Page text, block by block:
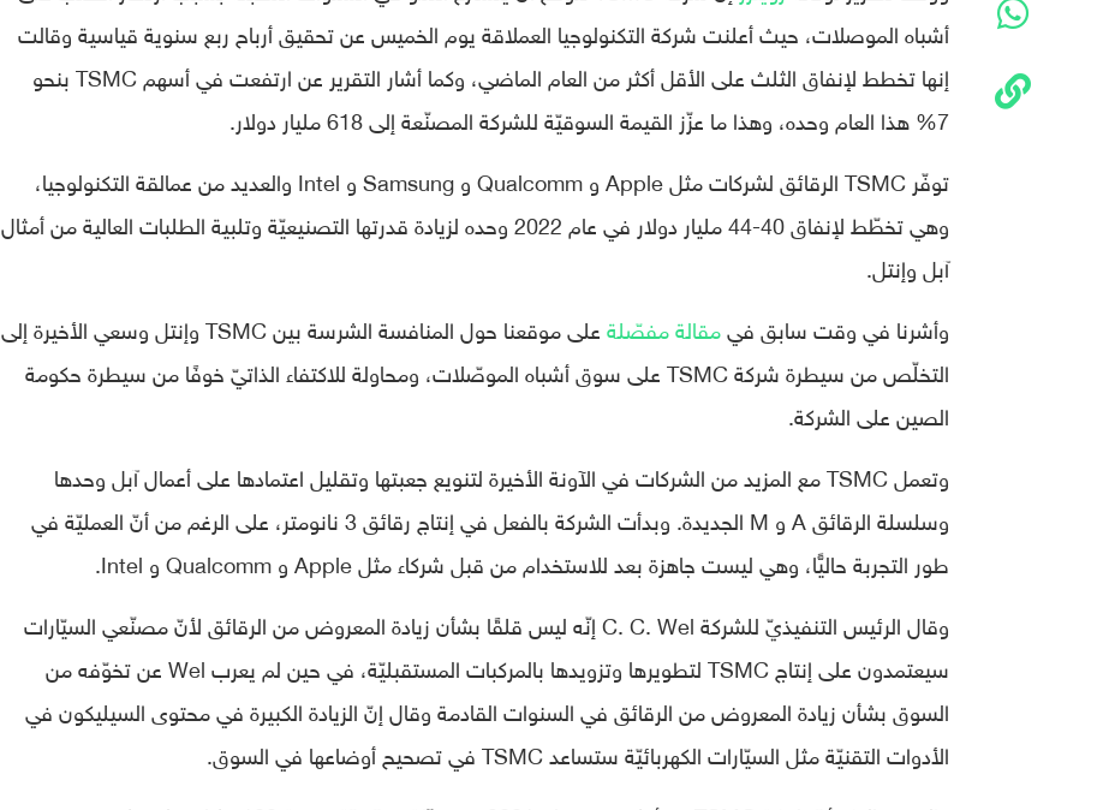
أشباه الموصلات، حيث أعلنت شركة التكنولوجيا العملاقة يوم الخميس عن تحقيق أرباح ربع سنوية قياسية وقالت
إنها تخطط لإنفاق الثلث على الأقل أكثر من العام الماضي، وكما أشار التقرير عن ارتفعت في أسهم TSMC بنحو
7% هذا العام وحده، وهذا ما عزّز القيمة السوقيّة للشركة المصنّعة إلى 618 مليار دولار.
توفّر TSMC الرقائق لشركات مثل Apple و Qualcomm و Samsung و Intel والعديد من عمالقة التكنولوجيا،
وهي تخطّط لإنفاق 40-44 مليار دولار في عام 2022 وحده لزيادة قدرتها التصنيعيّة وتلبية الطلبات العالية من أمثال
آبل وإنتل.
وأشرنا في وقت سابق فيمقالة مفصّلة
على موقعنا حول المنافسة الشرسة بين TSMC وإنتل وسعي الأخيرة إلى
التخلّص من سيطرة شركة TSMC على سوق أشباه الموصّلات، ومحاولة للاكتفاء الذاتيّ خوفًا من سيطرة حكومة
الصين على الشركة.
وتعمل TSMC مع المزيد من الشركات في الآونة الأخيرة لتنويع جعبتها وتقليل اعتمادها على أعمال آبل وحدها
وسلسلة الرقائق A و M الجديدة. وبدأت الشركة بالفعل في إنتاج رقائق 3 نانومتر، على الرغم من أنّ العمليّة في
طور التجربة حاليًّا، وهي ليست جاهزة بعد للاستخدام من قبل شركاء مثل Apple و Qualcomm و Intel.
وقال الرئيس التنفيذيّ للشركة C. C. Wel إنّه ليس قلقًا بشأن زيادة المعروض من الرقائق لأنّ مصنّعي السيّارات
سيعتمدون على إنتاج TSMC لتطويرها وتزويدها بالمركبات المستقبليّة، في حين لم يعرب Wel عن تخوّفه من
السوق بشأن زيادة المعروض من الرقائق في السنوات القادمة وقال إنّ الزيادة الكبيرة في محتوى السيليكون في
الأدوات التقنيّة مثل السيّارات الكهربائيّة ستساعد TSMC في تصحيح أوضاعها في السوق.